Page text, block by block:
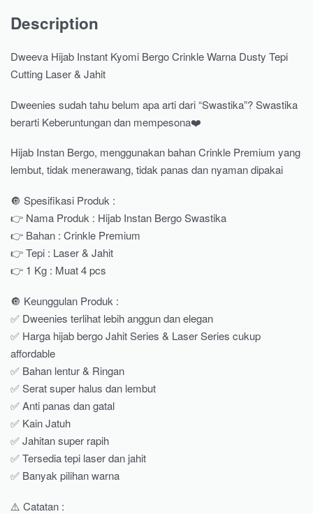
Description
Dweeva Hijab Instant Kyomi Bergo Crinkle Warna Dusty Tepi
Cutting Laser & Jahit
Dweenies sudah tahu belum apa arti dari “Swastika”? Swastika
berarti Keberuntungan dan mempesona❤️
Hijab Instan Bergo, menggunakan bahan Crinkle Premium yang
lembut, tidak menerawang, tidak panas dan nyaman dipakai
🔘 Spesifikasi Produk :
👉 Nama Produk : Hijab Instan Bergo Swastika
👉 Bahan : Crinkle Premium
👉 Tepi : Laser & Jahit
👉 1 Kg : Muat 4 pcs
🔘 Keunggulan Produk :
✅ Dweenies terlihat lebih anggun dan elegan
✅ Harga hijab bergo Jahit Series & Laser Series cukup
affordable
✅ Bahan lentur & Ringan
✅ Serat super halus dan lembut
✅ Anti panas dan gatal
✅ Kain Jatuh
✅ Jahitan super rapih
✅ Tersedia tepi laser dan jahit
✅ Banyak pilihan warna
⚠️ Catatan :